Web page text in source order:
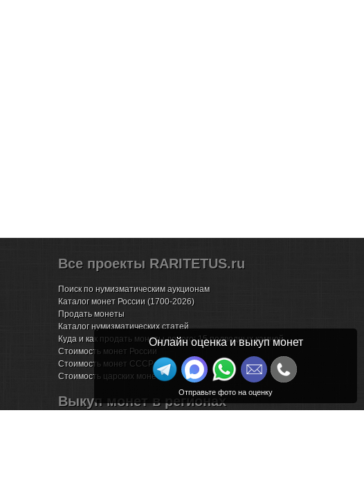
Все проекты RARITETUS.ru
Поиск по нумизматическим аукционам
Каталог монет России (1700-2026)
Продать монеты
Каталог нумизматических статей
Куда и как продать монеты дорого: 15 подводных камней
Стоимость монет России
Стоимость монет СССР
Стоимость царских монет
Выкуп монет в регионах
Онлайн оценка и выкуп монет